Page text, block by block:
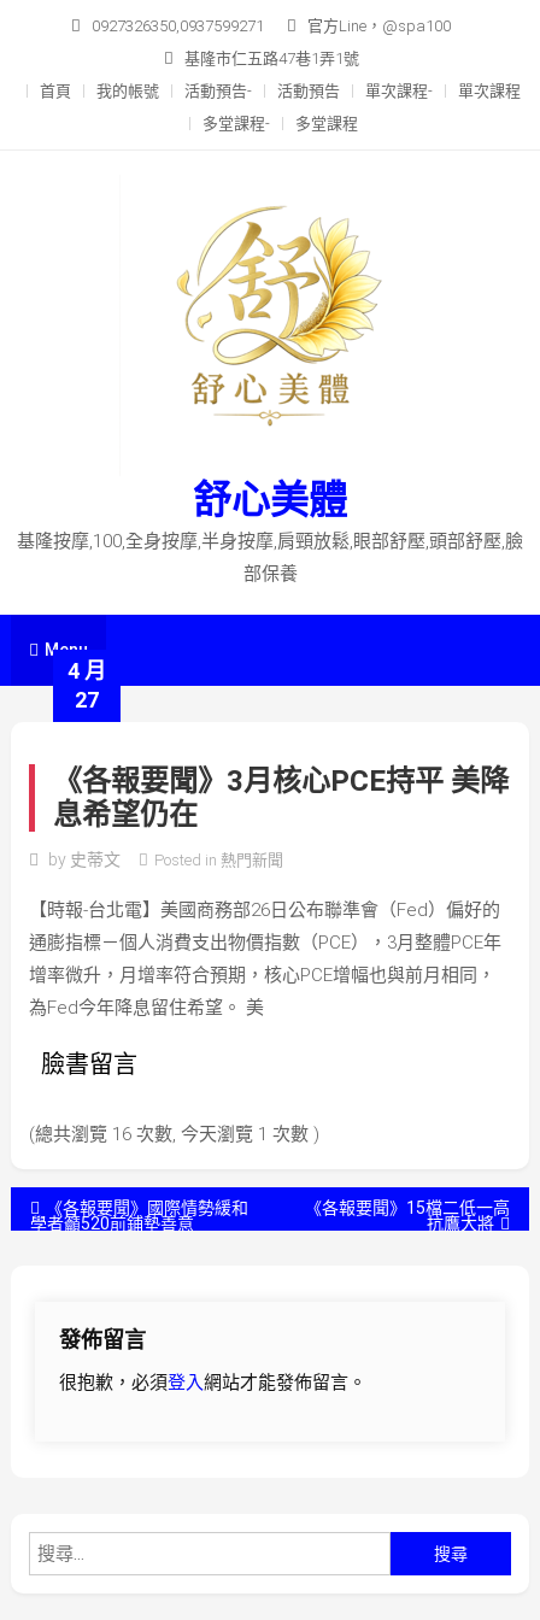
content
0927326350,0937599271
官方Line，@spa100
基隆市仁五路47巷1弄1號
首頁
我的帳號 活動預告- 活動預告 單次課程-
單次課程
多堂課程-
多堂課程
舒心美體
基隆按摩,100,全身按摩,半身按摩,肩頸放鬆,眼部舒壓,頭部舒壓,臉
部保養
Menu
4 月
27
《各報要聞》3月核心PCE持平 美降
息希望仍在
by 史蒂文 Posted in 熱門新聞
【時報-台北電】美國商務部26日公布聯準會（Fed）偏好的
通膨指標－個人消費支出物價指數（PCE），3月整體PCE年
增率微升，月增率符合預期，核心PCE增幅也與前月相同，
為Fed今年降息留住希望。 美
臉書留言
(總共瀏覽 16 次數, 今天瀏覽 1 次數 )
文 《各報要聞》國際情勢緩和
學者籲520前鋪墊善意
《各報要聞》15檔二低一高
抗鷹大將
發佈留言
很抱歉，必須登入網站才能發佈留言。
尋